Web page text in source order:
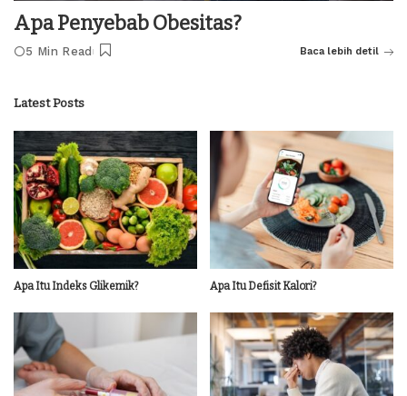
Apa Penyebab Obesitas?
5 Min Read Baca lebih detil
Latest Posts
Apa Itu Indeks Glikemik? Apa Itu Defisit Kalori?